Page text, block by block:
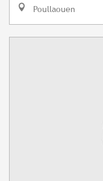
Poullaouen